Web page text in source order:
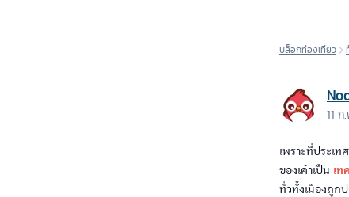
บล็อกท่องเที่ยว
11
เพราะที่ประเ
ของเค้าเป็น เท
ทั่วทั้งเมืองถูก